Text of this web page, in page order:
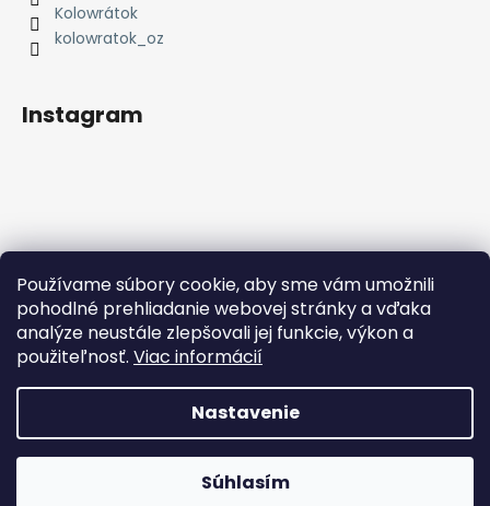
Používame súbory cookie, aby sme vám umožnili
pohodlné prehliadanie webovej stránky a vďaka
analýze neustále zlepšovali jej funkcie, výkon a
použiteľnosť. Viac informácií
Nastavenie
Súhlasím
Kolowrátok
kolowratok_oz
Instagram
Sledovať na Instagrame
Facebook
Kolowrátok. Všetky práva vyhradené.